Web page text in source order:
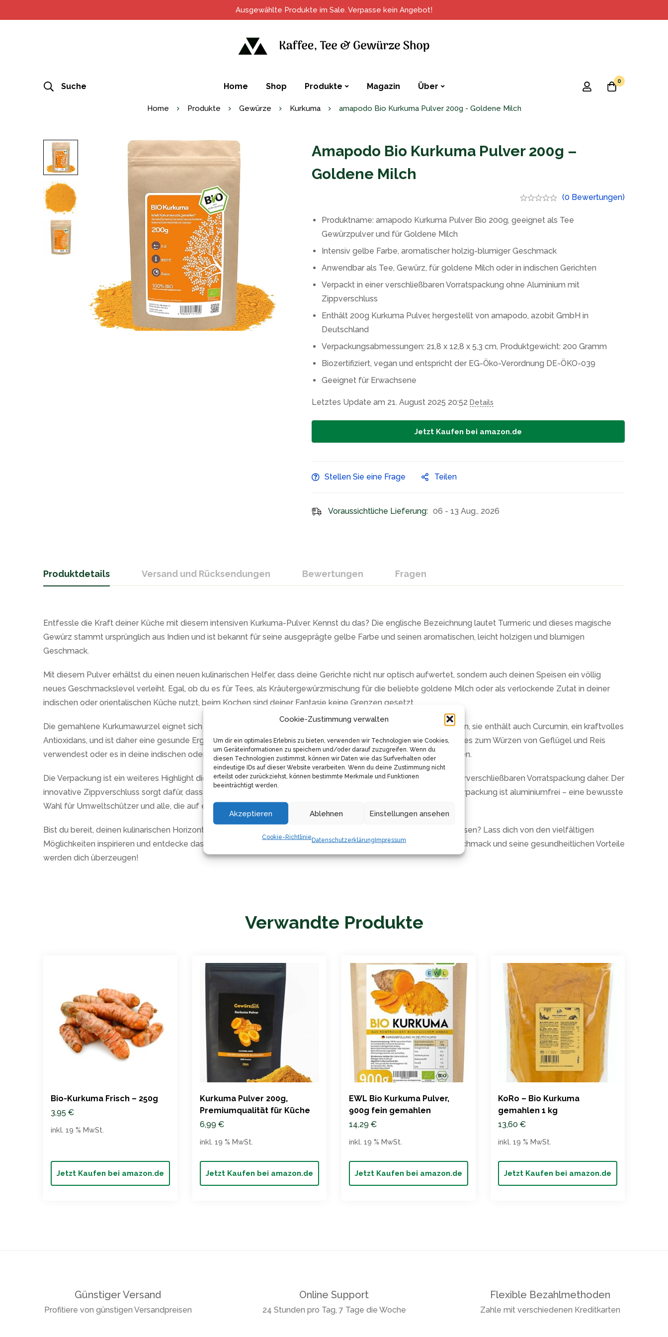
Cookie-Zustimmung verwalten
Um dir ein optimales Erlebnis zu bieten, verwenden wir Technologien wie Cookies,
um Geräteinformationen zu speichern und/oder darauf zuzugreifen. Wenn du
diesen Technologien zustimmst, können wir Daten wie das Surfverhalten oder
eindeutige IDs auf dieser Website verarbeiten. Wenn du deine Zustimmung nicht
erteilst oder zurückziehst, können bestimmte Merkmale und Funktionen
beeinträchtigt werden.
Akzeptieren Ablehnen Einstellungen ansehen
Cookie-RichtlinieDatenschutzerklärungImpressum
Ausgewählte Produkte im Sale. Verpasse kein Angebot!
Suche Home Shop Produkte Magazin Über
0
Home Produkte Gewürze Kurkuma amapodo Bio Kurkuma Pulver 200g - Goldene Milch
Amapodo Bio Kurkuma Pulver 200g –
Goldene Milch
(0 Bewertungen)
Produktname: amapodo Kurkuma Pulver Bio 200g, geeignet als Tee
Gewürzpulver und für Goldene Milch
Intensiv gelbe Farbe, aromatischer holzig-blumiger Geschmack
Anwendbar als Tee, Gewürz, für goldene Milch oder in indischen Gerichten
Verpackt in einer verschließbaren Vorratspackung ohne Aluminium mit
Zippverschluss
Enthält 200g Kurkuma Pulver, hergestellt von amapodo, azobit GmbH in
Deutschland
Verpackungsabmessungen: 21,8 x 12,8 x 5,3 cm, Produktgewicht: 200 Gramm
Biozertifiziert, vegan und entspricht der EG-Öko-Verordnung DE-ÖKO-039
Geeignet für Erwachsene
Letztes Update am 21. August 2025 20:52 Details
Jetzt Kaufen bei amazon.de
Stellen Sie eine Frage Teilen
Voraussichtliche Lieferung: 06 - 13 Aug., 2026
Produktdetails Versand und Rücksendungen Bewertungen Fragen
Entfessle die Kraft deiner Küche mit diesem intensiven Kurkuma-Pulver. Kennst du das? Die englische Bezeichnung lautet Turmeric und dieses magische
Gewürz stammt ursprünglich aus Indien und ist bekannt für seine ausgeprägte gelbe Farbe und seinen aromatischen, leicht holzigen und blumigen
Geschmack.
Mit diesem Pulver erhältst du einen neuen kulinarischen Helfer, dass deine Gerichte nicht nur optisch aufwertet, sondern auch deinen Speisen ein völlig
neues Geschmackslevel verleiht. Egal, ob du es für Tees, als Kräutergewürzmischung für die beliebte goldene Milch oder als verlockende Zutat in deiner
indischen oder orientalischen Küche nutzt, beim Kochen sind deiner Fantasie keine Grenzen gesetzt.
Die gemahlene Kurkumawurzel eignet sich jedoch nicht nur hervorragend zum Würzen von Getränken und Speisen, sie enthält auch Curcumin, ein kraftvolles
Antioxidans, und ist daher eine gesunde Ergänzung für deine tägliche Ernährung. Ob du es in deinen Tee einrührst, es zum Würzen von Geflügel und Reis
verwendest oder es in deine indischen oder orientalischen Gerichte einbaust – das Ergebnis wird dich beeindrucken.
Die Verpackung ist ein weiteres Highlight dieses Produkts. Das Kurkuma-Pulver kommt in einer praktischen, wiederverschließbaren Vorratspackung daher. Der
innovative Zippverschluss sorgt dafür, dass das Gewürz stets frisch und aromatisch bleibt. Und das Beste? Die Verpackung ist aluminiumfrei – eine bewusste
Wahl für Umweltschützer und alle, die auf eine nachhaltige Lebensweise achten.
Bist du bereit, deinen kulinarischen Horizont zu erweitern und das Kurkuma-Pulver in deine Küche einziehen zu lassen? Lass dich von den vielfältigen
Möglichkeiten inspirieren und entdecke das volle Potenzial dieses vielseitigen Gewürzsupers. Sein intensiver Geschmack und seine gesundheitlichen Vorteile
werden dich überzeugen!
Verwandte Produkte
Bio-Kurkuma Frisch – 250g
3,95 €
Jetzt Kaufen bei amazon.de
inkl. 19 % MwSt.
Kurkuma Pulver 200g,
Premiumqualität für Küche
6,99 €
Jetzt Kaufen bei amazon.de
inkl. 19 % MwSt.
EWL Bio Kurkuma Pulver,
900g fein gemahlen
14,29 €
Jetzt Kaufen bei amazon.de
inkl. 19 % MwSt.
KoRo – Bio Kurkuma
gemahlen 1 kg
13,60 €
Jetzt Kaufen bei amazon.de
inkl. 19 % MwSt.
Günstiger Versand
Profitiere von günstigen Versandpreisen
Online Support
24 Stunden pro Tag, 7 Tage die Woche
Flexible Bezahlmethoden
Zahle mit verschiedenen Kreditkarten